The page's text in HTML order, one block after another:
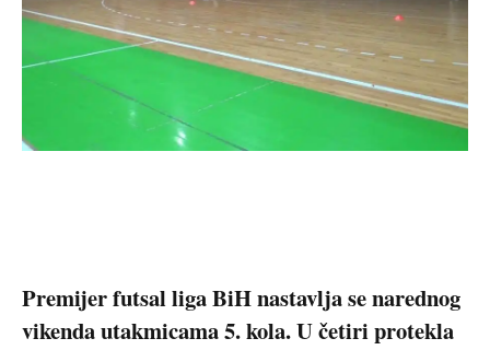
Premijer futsal liga BiH nastavlja se narednog
vikenda utakmicama 5. kola. U četiri protekla